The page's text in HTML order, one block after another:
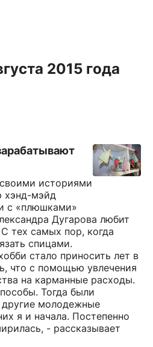
2015 года
историями
хэнд-мэйд
с «плюшками»
Дугарова любит
тех самых пор, когда
спицами.
стало приносить лет в
что с помощью увлечения
на карманные расходы.
Тогда были
молодежные
я и начала. Постепенно
- рассказывает